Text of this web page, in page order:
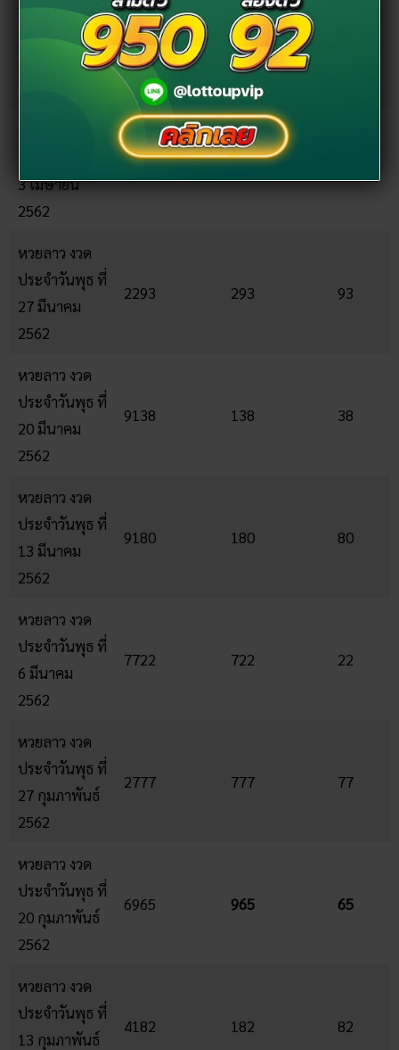
หวยลาว งวด
ประจำวันพุธ ที่
10 เมษายน
9988 988
3 เมษายน
2562
2013 013
หวยลาว งวด
ประจำวันพุธ ที่
27 มีนาคม
2562
2293 293 93
หวยลาว งวด
ประจำวันพุธ ที่
20 มีนาคม
2562
9138 138 38
หวยลาว งวด
ประจำวันพุธ ที่
13 มีนาคม
2562
9180 180 80
หวยลาว งวด
ประจำวันพุธ ที่
6 มีนาคม
2562
7722 722 22
หวยลาว งวด
ประจำวันพุธ ที่
27 กุมภาพันธ์
2562
2777 777 77
หวยลาว งวด
ประจำวันพุธ ที่
20 กุมภาพันธ์
2562
6965 965 65
หวยลาว งวด
ประจำวันพุธ ที่
13 กุมภาพันธ์
4182 182 82